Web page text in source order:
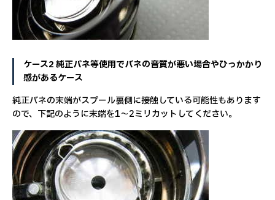
ケース2 純正バネ等使用でバネの音質が悪い場合やひっかかり
感があるケース
純正バネの末端がスプール裏側に接触している可能性もあります
ので、下記のように末端を1〜2ミリカットしてください。